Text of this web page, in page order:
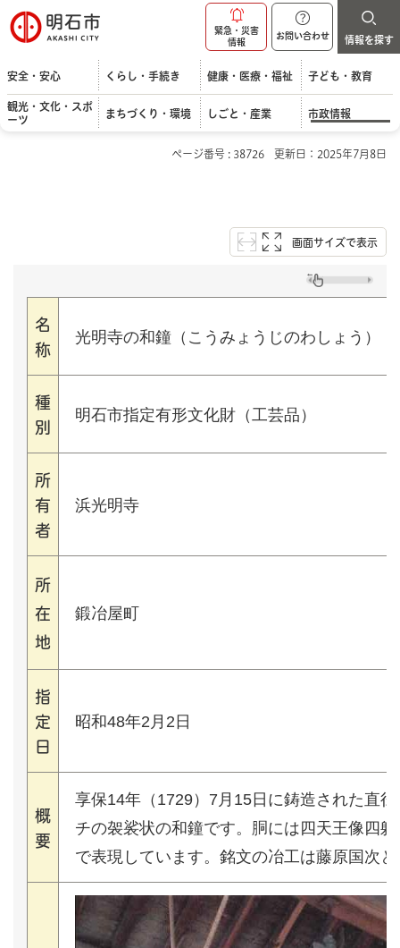
明石市
緊急・災害
情報
お問い合わせ 情報を探す
安全・安心 くらし・手続き 健康・医療・福祉 子ども・教育
観光・文化・スポ
ーツ
まちづくり・環境 しごと・産業 市政情報
ページ番号 : 38726 更新日：2025年7月8日
画面サイズで表示
名
称
光明寺の和鐘（こうみょうじのわしょう）
種
別
明石市指定有形文化財（工芸品）
所
有
者
浜光明寺
所
在
地
鍛冶屋町
指
定
日
昭和48年2月2日
概
要
享保14年（1729）7月15日に鋳造された直
チの袈裟状の和鐘です。胴には四天王像四
で表現しています。銘文の冶工は藤原国次